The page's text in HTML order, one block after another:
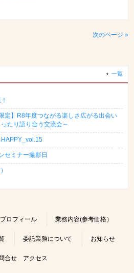
次のページ »
一覧
定】R8年度つながる楽しさ広がる出会い
ったり語り合う交流会～
セミナー撮影日
ロフィール 業務内容(参考価格）
委託業務について お知らせ
合せ アクセス